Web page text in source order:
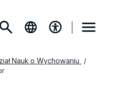
Nauk o Wychowaniu